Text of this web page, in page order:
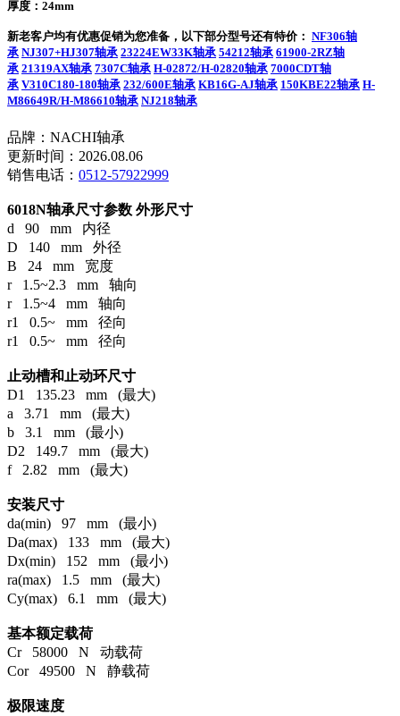
厚度：24mm
新老客户均有优惠促销为您准备，以下部分型号还有特价： NF306轴
承 NJ307+HJ307轴承 23224EW33K轴承 54212轴承 61900-2RZ轴
承 21319AX轴承 7307C轴承 H-02872/H-02820轴承 7000CDT轴
承 V310C180-180轴承 232/600E轴承 KB16G-AJ轴承 150KBE22轴承 H-
M86649R/H-M86610轴承 NJ218轴承
品牌：NACHI轴承
更新时间：2026.08.06
销售电话： 0512-57922999
6018N轴承尺寸参数 外形尺寸
d 90 mm 内径
D 140 mm 外径
B 24 mm 宽度
r 1.5~2.3 mm 轴向
r 1.5~4 mm 轴向
r1 0.5~ mm 径向
r1 0.5~ mm 径向
止动槽和止动环尺寸
D1 135.23 mm (最大)
a 3.71 mm (最大)
b 3.1 mm (最小)
D2 149.7 mm (最大)
f 2.82 mm (最大)
安装尺寸
da(min) 97 mm (最小)
Da(max) 133 mm (最大)
Dx(min) 152 mm (最小)
ra(max) 1.5 mm (最大)
Cy(max) 6.1 mm (最大)
基本额定载荷
Cr 58000 N 动载荷
Cor 49500 N 静载荷
极限速度